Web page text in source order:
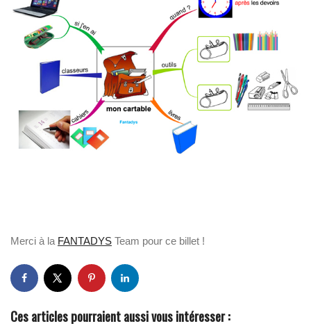
Merci à la FANTADYS Team pour ce billet !
Ces articles pourraient aussi vous intéresser :